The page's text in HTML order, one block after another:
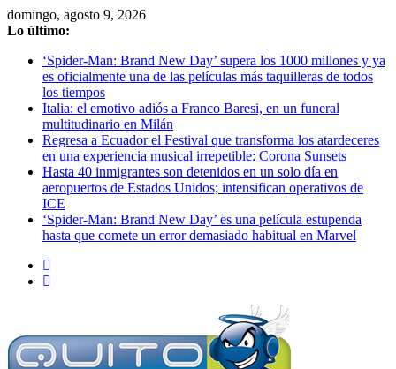
Saltar
al
domingo, agosto 9, 2026
Lo último:
‘Spider-Man: Brand New Day’ supera los 1000 millones y ya
es oficialmente una de las películas más taquilleras de todos
los tiempos
Italia: el emotivo adiós a Franco Baresi, en un funeral
multitudinario en Milán
Regresa a Ecuador el Festival que transforma los atardeceres
en una experiencia musical irrepetible: Corona Sunsets
Hasta 40 inmigrantes son detenidos en un solo día en
aeropuertos de Estados Unidos; intensifican operativos de
ICE
‘Spider-Man: Brand New Day’ es una película estupenda
hasta que comete un error demasiado habitual en Marvel